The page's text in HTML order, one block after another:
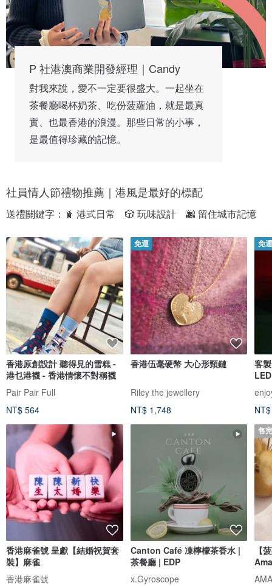
P 社港澳商業開發經理｜Candy
對我來說，愛不一定要很盛大。一起坐在
茶餐廳喝杯奶茶、吃份菠蘿油，就是最真
實、也最香港的浪漫。那些日常的小事，
是最值得珍藏的記憶。
社員情人節禮物推薦｜港風是最好的標配
送禮關鍵字：🧋 港式日常　🎲 玩味設計　🌆 留住城市記憶
香港原創設計 聽得見的雪糕 -
港乜港襪 - 香港情懷不對稱襪
Pair Pair Full
NT$ 564
香港麻雀號 呈獻【結婚祝賀套
裝】麻雀
香港麻雀號
免運
香港伍毫硬幣 大心形頸鏈
Riley the jewellery
NT$ 1,748
Canton Café 凍檸檬茶香水 |
茶餐廳 | EDP
x.Gyroscope
免
客
售
【